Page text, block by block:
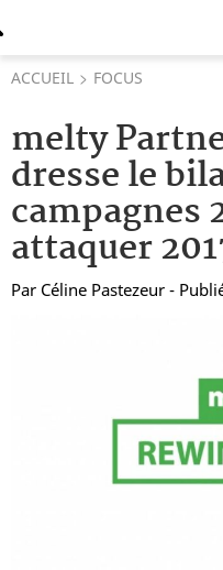
ACCUEIL FOCUS
melty
dresse le
campagnes
attaquer
Par Céline Pastezeur -